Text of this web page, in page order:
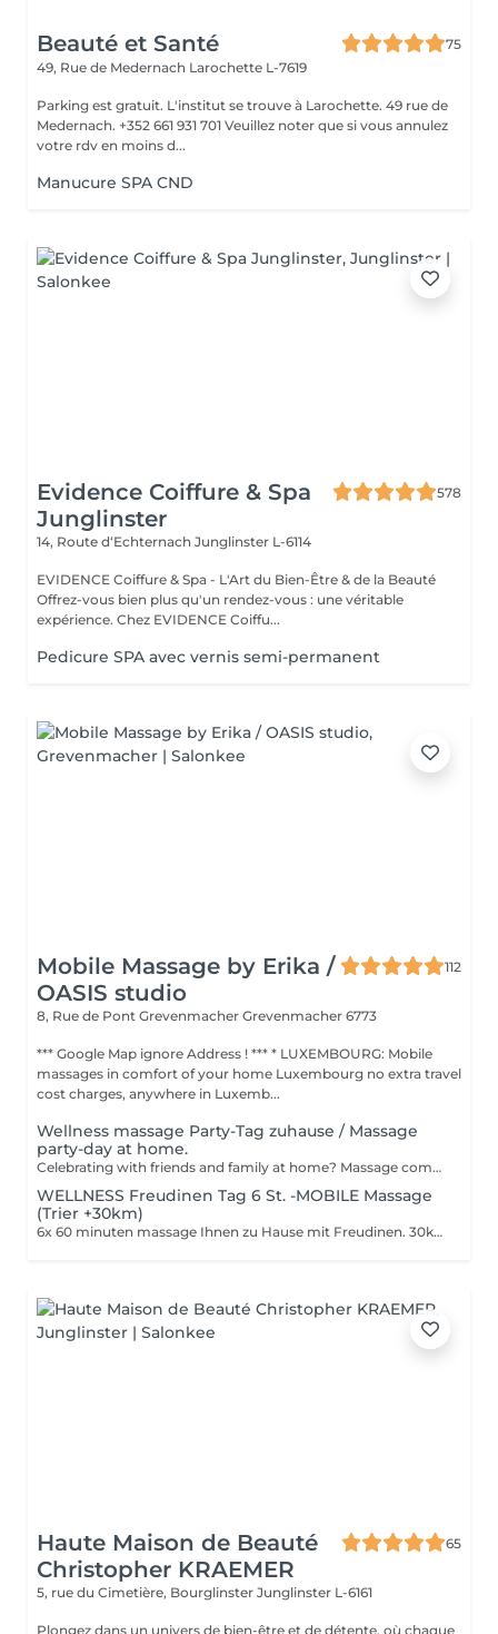
Beauté et Santé
75
49, Rue de Medernach Larochette L-7619
Parking est gratuit. L'institut se trouve à Larochette. 49 rue de
Medernach. +352 661 931 701 Veuillez noter que si vous annulez
votre rdv en moins d...
Manucure SPA CND
Evidence Coiffure & Spa
Junglinster
578
14, Route d‘Echternach Junglinster L-6114
EVIDENCE Coiffure & Spa - L'Art du Bien-Être & de la Beauté
Offrez-vous bien plus qu'un rendez-vous : une véritable
expérience. Chez EVIDENCE Coiffu...
Pedicure SPA avec vernis semi-permanent
Mobile Massage by Erika /
OASIS studio
112
8, Rue de Pont Grevenmacher Grevenmacher 6773
*** Google Map ignore Address ! *** * LUXEMBOURG: Mobile
massages in comfort of your home Luxembourg no extra travel
cost charges, anywhere in Luxemb...
Wellness massage Party-Tag zuhause / Massage
party-day at home.
Celebrating with friends and family at home? Massage compliments your special day. Maximum 8 person/60 min massage/ 60 euros pp.
WELLNESS Freudinen Tag 6 St. -MOBILE Massage
(Trier +30km)
6x 60 minuten massage Ihnen zu Hause mit Freudinen. 30km rum Trier.
Haute Maison de Beauté
Christopher KRAEMER
65
5, rue du Cimetière, Bourglinster Junglinster L-6161
Plongez dans un univers de bien-être et de détente, où chaque